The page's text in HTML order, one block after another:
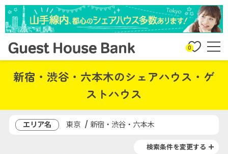
0
新宿・渋谷・六本木のシェアハウス・ゲ
ストハウス
エリア名 東京 / 新宿・渋谷・六本木
検索条件を変更する